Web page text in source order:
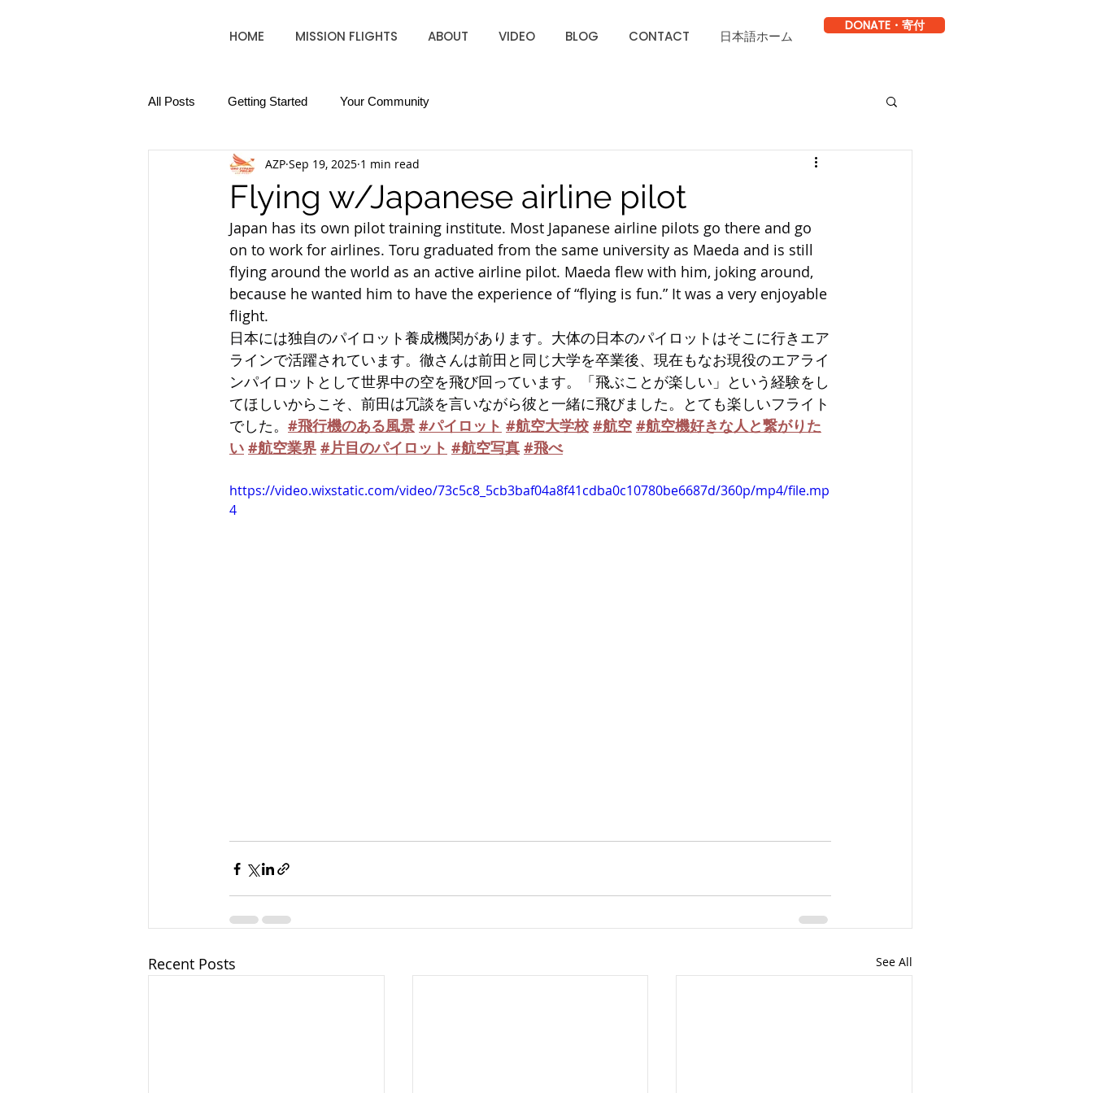
HOME MISSION FLIGHTS ABOUT VIDEO BLOG CONTACT 日本語ホーム
DONATE・寄付
All Posts Getting Started Your Community
Flying w/Japanese airline pilot
AZP Sep 19, 2025 1 min read
Japan has its own pilot training institute. Most Japanese airline pilots go there and go
on to work for airlines. Toru graduated from the same university as Maeda and is still
flying around the world as an active airline pilot. Maeda flew with him, joking around,
because he wanted him to have the experience of “flying is fun.” It was a very enjoyable
flight.
日本には独自のパイロット養成機関があります。大体の日本のパイロットはそこに行きエア
ラインで活躍されています。徹さんは前田と同じ大学を卒業後、現在もなお現役のエアライ
ンパイロットとして世界中の空を飛び回っています。「飛ぶことが楽しい」という経験をし
てほしいからこそ、前田は冗談を言いながら彼と一緒に飛びました。とても楽しいフライト
でした。 #飛行機のある風景 #パイロット #航空大学校 #航空 #航空機好きな人と繋がりた
い #航空業界 #片目のパイロット #航空写真 #飛べ
https://video.wixstatic.com/video/73c5c8_5cb3baf04a8f41cdba0c10780be6687d/360p/mp4/file.mp
4
Recent Posts See All